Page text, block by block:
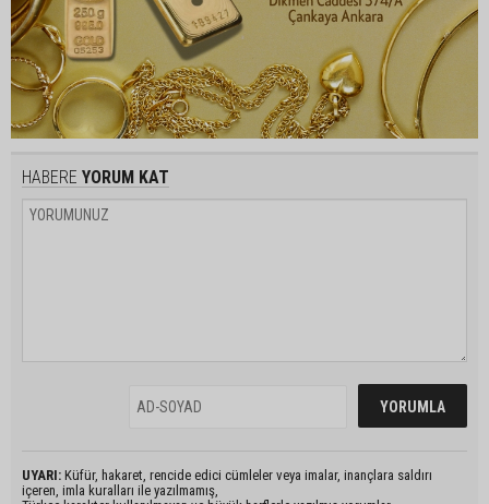
HABERE YORUM KAT
UYARI: Küfür, hakaret, rencide edici cümleler veya imalar, inançlara saldırı
içeren, imla kuralları ile yazılmamış,